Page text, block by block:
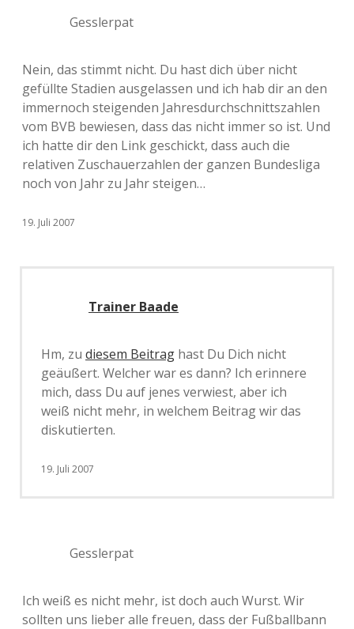
Gesslerpat
Nein, das stimmt nicht. Du hast dich über nicht
gefüllte Stadien ausgelassen und ich hab dir an den
immernoch steigenden Jahresdurchschnittszahlen
vom BVB bewiesen, dass das nicht immer so ist. Und
ich hatte dir den Link geschickt, dass auch die
relativen Zuschauerzahlen der ganzen Bundesliga
noch von Jahr zu Jahr steigen…
19. Juli 2007
Trainer Baade
Hm, zu diesem Beitrag hast Du Dich nicht
geäußert. Welcher war es dann? Ich erinnere
mich, dass Du auf jenes verwiest, aber ich
weiß nicht mehr, in welchem Beitrag wir das
diskutierten.
19. Juli 2007
Gesslerpat
Ich weiß es nicht mehr, ist doch auch Wurst. Wir
sollten uns lieber alle freuen, dass der Fußballbann